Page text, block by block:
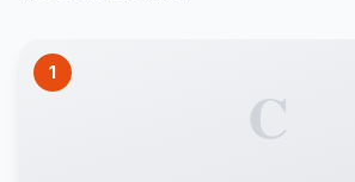
1
C